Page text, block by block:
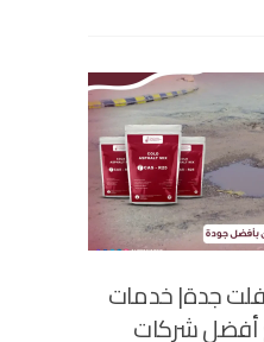
جدة| خدمات
أفضل شركات